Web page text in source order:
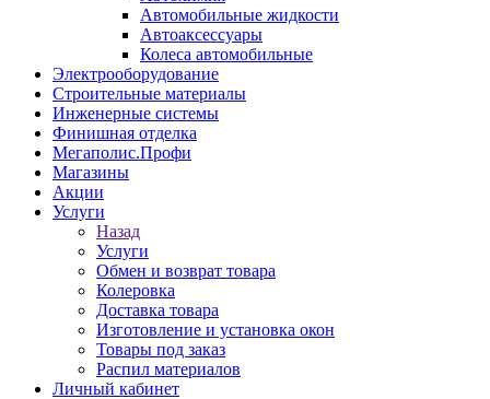
Автомобильные жидкости
Автоаксессуары
Колеса автомобильные
Электрооборудование
Строительные материалы
Инженерные системы
Финишная отделка
Мегаполис.Профи
Магазины
Акции
Услуги
Назад
Услуги
Обмен и возврат товара
Колеровка
Доставка товара
Изготовление и установка окон
Товары под заказ
Распил материалов
Личный кабинет